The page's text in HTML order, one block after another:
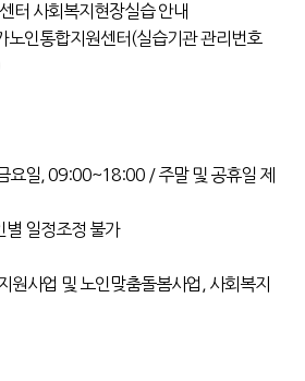
터 사회복지현장실습 안내
노인통합지원센터(실습기관 관리번호
요일, 09:00~18:00 / 주말 및 공휴일 제
별 일정조정 불가
원사업 및 노인맞춤돌봄사업, 사회복지